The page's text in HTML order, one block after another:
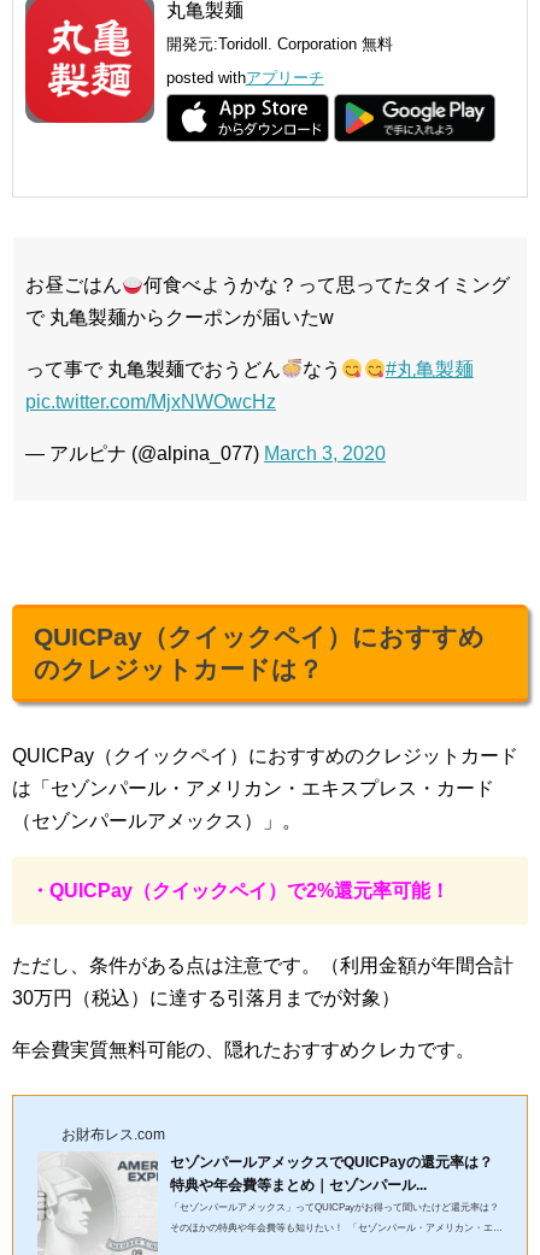
丸亀製麺
開発元:Toridoll. Corporation 無料
posted withアプリーチ
お昼ごはん
何食べようかな？って思ってたタイミング
で 丸亀製麺からクーポンが届いたw
って事で 丸亀製麺でおうどん なう
#丸亀製麺
pic.twitter.com/MjxNWOwcHz
— アルピナ (@alpina_077) March 3, 2020
QUICPay（クイックペイ）におすすめ
のクレジットカードは？
QUICPay（クイックペイ）におすすめのクレジットカード
は「セゾンパール・アメリカン・エキスプレス・カード
（セゾンパールアメックス）」。
・QUICPay（クイックペイ）で2%還元率可能！
ただし、条件がある点は注意です。（利用金額が年間合計
30万円（税込）に達する引落月までが対象）
年会費実質無料可能の、隠れたおすすめクレカです。
お財布レス.com
セゾンパールアメックスでQUICPayの還元率は？
特典や年会費等まとめ｜セゾンパール...
「セゾンパールアメックス」ってQUICPayがお得って聞いたけど還元率は？
そのほかの特典や年会費等も知りたい！ 「セゾンパール・アメリカン・エキ